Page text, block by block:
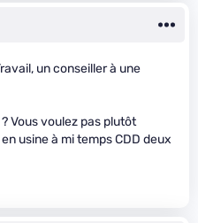
un conseiller à une
Vous voulez pas plutôt
usine à mi temps CDD deux